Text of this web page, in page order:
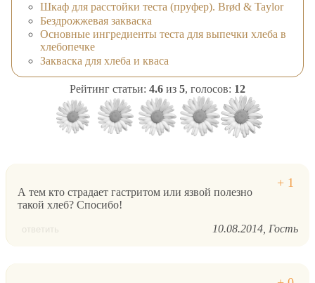
Шкаф для расстойки теста (пруфер). Brød & Taylor
Бездрожжевая закваска
Основные ингредиенты теста для выпечки хлеба в
хлебопечке
Закваска для хлеба и кваса
Рейтинг статьи: 4.6 из 5, голосов: 12
А тем кто страдает гастритом или язвой полезно
такой хлеб? Спосибо!
ответить 10.08.2014 Гость